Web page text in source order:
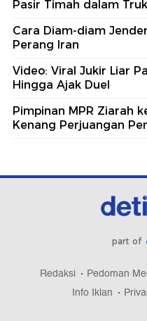
Pasir Timah dalam
Cara Diam-diam
Perang Iran
Video: Viral Jukir Liar
Hingga Ajak Duel
Pimpinan MPR Ziarah
Kenang Perjuangan
part of
Redaksi Pedoman
Info Iklan